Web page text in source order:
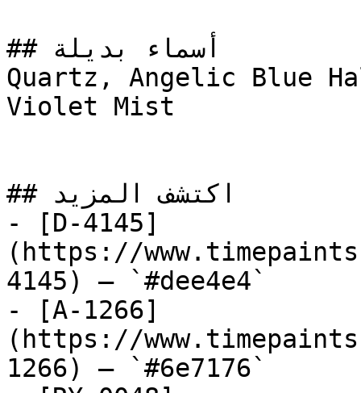
## أسماء بديلة
Quartz, Angelic Blue
Violet Mist
## اكتشف المزيد
- [D-4145]
(https://
4145) — `#dee4e4`
- [A-1266]
(https://
1266) — `#6e7176`